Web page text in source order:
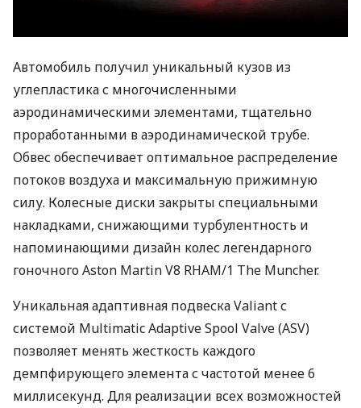
Автомобиль получил уникальный кузов из
углепластика с многочисленными
аэродинамическими элементами, тщательно
проработанными в аэродинамической трубе.
Обвес обеспечивает оптимальное распределение
потоков воздуха и максимальную прижимную
силу. Колесные диски закрыты специальными
накладками, снижающими турбулентность и
напоминающими дизайн колес легендарного
гоночного Aston Martin V8 RHAM/1 The Muncher.
Уникальная адаптивная подвеска Valiant с
системой Multimatic Adaptive Spool Valve (ASV)
позволяет менять жесткость каждого
демпфирующего элемента с частотой менее 6
миллисекунд. Для реализации всех возможностей